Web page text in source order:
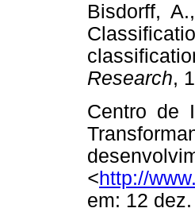
Bisdorff,
Research,
Centro de
<http://
em: 12